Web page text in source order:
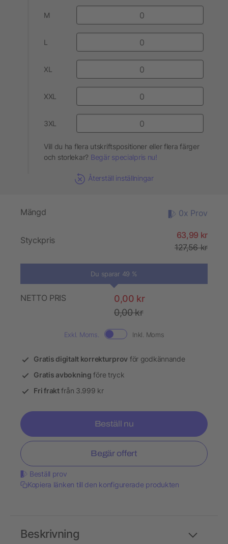
M
L
XL
XXL
3XL
Vill du ha flera utskriftspositioner eller flera färger
och storlekar? Begär specialpris nu!
Återställ inställningar
Mängd 0x Prov
Styckpris
63,99 kr
127,56 kr
Du sparar 49 %
NETTO PRIS
0,00 kr
0,00 kr
Exkl. Moms. Inkl. Moms
Gratis digitalt korrekturprov för godkännande
Gratis avbokning före tryck
Fri fraktfrån 3.999 kr
Beställ nu
Begär offert
Beställ prov
Kopiera länken till den konfigurerade produkten
Beskrivning